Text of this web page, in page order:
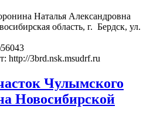
Наталья Александровна
область, г. Бердск, ул.
http://3brd.nsk.msudrf.ru
Чулымского
Новосибирской